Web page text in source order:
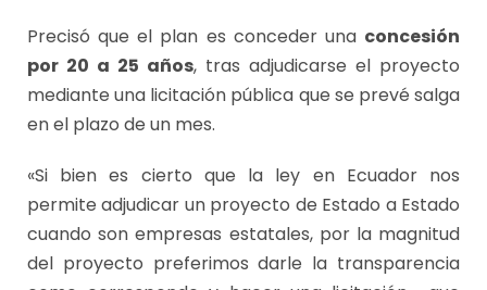
Precisó que el plan es conceder una concesión
por 20 a 25 años, tras adjudicarse el proyecto
mediante una licitación pública que se prevé salga
en el plazo de un mes.
«Si bien es cierto que la ley en Ecuador nos
permite adjudicar un proyecto de Estado a Estado
cuando son empresas estatales, por la magnitud
del proyecto preferimos darle la transparencia